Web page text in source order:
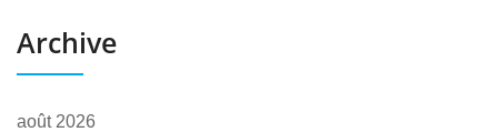
Archive
août 2026